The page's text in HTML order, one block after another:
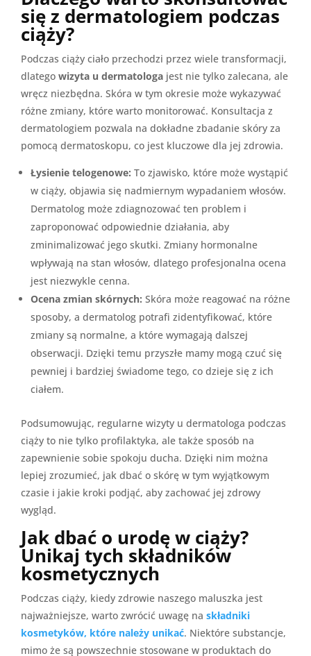
się z dermatologiem podczas
ciąży?
Podczas ciąży ciało przechodzi przez wiele transformacji,
dlatego wizyta u dermatologa jest nie tylko zalecana, ale
wręcz niezbędna. Skóra w tym okresie może wykazywać
różne zmiany, które warto monitorować. Konsultacja z
dermatologiem pozwala na dokładne zbadanie skóry za
pomocą dermatoskopu, co jest kluczowe dla jej zdrowia.
Łysienie telogenowe: To zjawisko, które może wystąpić
w ciąży, objawia się nadmiernym wypadaniem włosów.
Dermatolog może zdiagnozować ten problem i
zaproponować odpowiednie działania, aby
zminimalizować jego skutki. Zmiany hormonalne
wpływają na stan włosów, dlatego profesjonalna ocena
jest niezwykle cenna.
Ocena zmian skórnych: Skóra może reagować na różne
sposoby, a dermatolog potrafi zidentyfikować, które
zmiany są normalne, a które wymagają dalszej
obserwacji. Dzięki temu przyszłe mamy mogą czuć się
pewniej i bardziej świadome tego, co dzieje się z ich
ciałem.
Podsumowując, regularne wizyty u dermatologa podczas
ciąży to nie tylko profilaktyka, ale także sposób na
zapewnienie sobie spokoju ducha. Dzięki nim można
lepiej zrozumieć, jak dbać o skórę w tym wyjątkowym
czasie i jakie kroki podjąć, aby zachować jej zdrowy
wygląd.
Jak dbać o urodę w ciąży?
Unikaj tych składników
kosmetycznych
Podczas ciąży, kiedy zdrowie naszego maluszka jest
najważniejsze, warto zwrócić uwagę na składniki
kosmetyków, które należy unikać. Niektóre substancje,
mimo że są powszechnie stosowane w produktach do